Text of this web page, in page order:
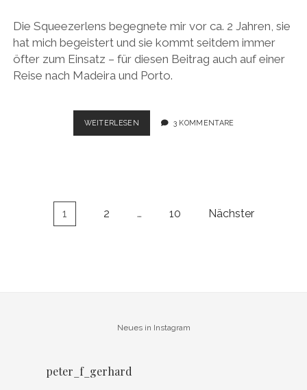
Die Squeezerlens begegnete mir vor ca. 2 Jahren, sie
hat mich begeistert und sie kommt seitdem immer
öfter zum Einsatz – für diesen Beitrag auch auf einer
Reise nach Madeira und Porto.
WEITERLESEN ENTSCHLEUNIGUNG
UND
3 KOMMENTARE
Seitennummerierung
1 2 … 10 Nächster
Neues in Instagram
peter_f_gerhard